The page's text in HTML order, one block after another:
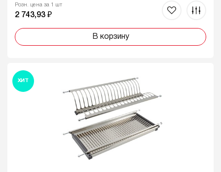
Розн. цена за 1 шт
2 743,93 ₽
В корзину
ХИТ